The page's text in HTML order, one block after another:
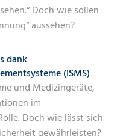
Doch wie sollen
aussehen?
dank
(ISMS)
und Medizingeräte,
im
Doch wie lässt sich